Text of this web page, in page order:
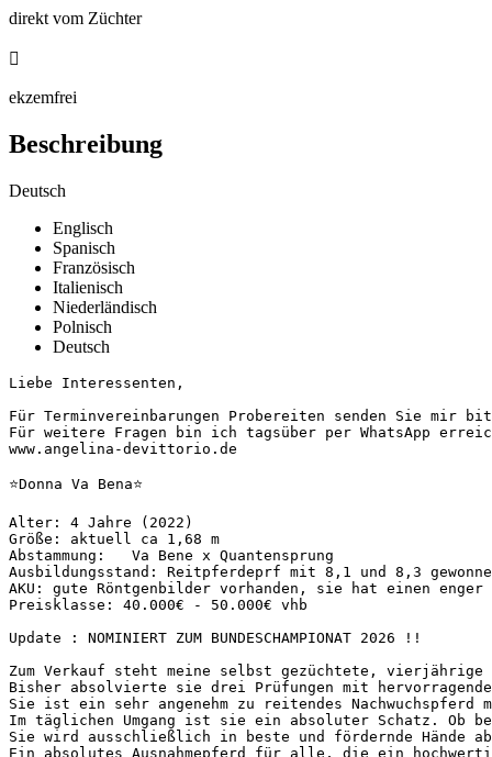
direkt vom Züchter

ekzemfrei
Beschreibung
Deutsch
Englisch
Spanisch
Französisch
Italienisch
Niederländisch
Polnisch
Deutsch
Liebe Interessenten,
Für Terminvereinbarungen Probereiten senden Sie mir
Für weitere Fragen bin ich tagsüber per WhatsApp
www.angelina-devittorio.de
⭐️Donna Va Bena⭐️
Alter: 4 Jahre (2022)
Größe: aktuell ca 1,68 m
Abstammung:   Va Bene x Quantensprung
Ausbildungsstand: Reitpferdeprf mit 8,1 und 8,3
AKU: gute Röntgenbilder vorhanden, sie hat einen
Preisklasse: 40.000€ - 50.000€ vhb
Update : NOMINIERT ZUM BUNDESCHAMPIONAT 2026 !!
Zum Verkauf steht meine selbst gezüchtete, vierjährige
Bisher absolvierte sie drei Prüfungen mit
Sie ist ein sehr angenehm zu reitendes
Im täglichen Umgang ist sie ein absoluter Schatz. Ob
Sie wird ausschließlich in beste und fördernde Hände
Ein absolutes Ausnahmepferd für alle, die ein